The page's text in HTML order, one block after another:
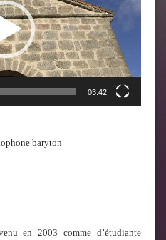
03:42
baryton
en 2003 comme d’étudiante